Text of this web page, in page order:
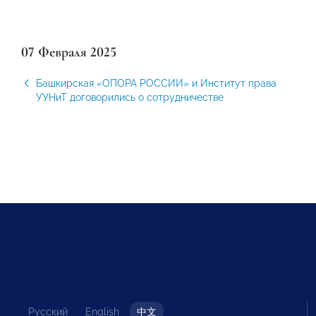
07 Февраля 2025
Башкирская «ОПОРА РОССИИ» и Институт права
УУНиТ договорились о сотрудничестве
Русский English 中文